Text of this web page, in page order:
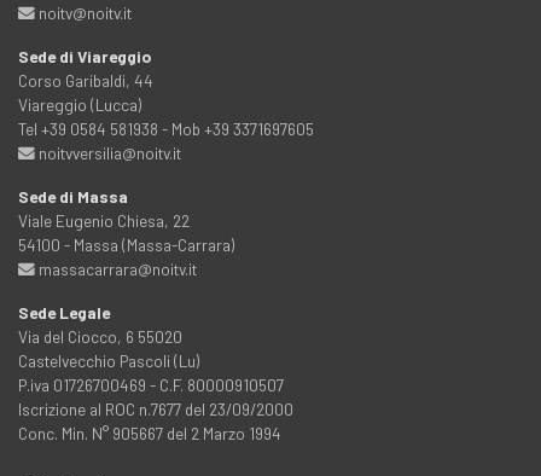
noitv@noitv.it
Sede di Viareggio
Corso Garibaldi, 44
Viareggio (Lucca)
Tel +39 0584 581938 - Mob +39 3371697605
noitvversilia@noitv.it
Sede di Massa
Viale Eugenio Chiesa, 22
54100 - Massa (Massa-Carrara)
massacarrara@noitv.it
Sede Legale
Via del Ciocco, 6 55020
Castelvecchio Pascoli (Lu)
P.iva 01726700469 - C.F. 80000910507
Iscrizione al ROC n.7677 del 23/09/2000
Conc. Min. N° 905667 del 2 Marzo 1994